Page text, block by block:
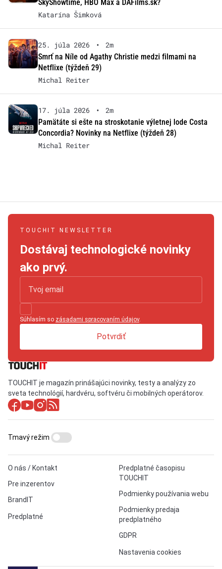
SkyShowtime, HBO Max a DAFilms.sk?
Katarína Šimková
25. júla 2026 •
2m
Smrť na Níle od Agathy Christie medzi filmami na
Netflixe (týždeň 29)
Michal Reiter
17. júla 2026 •
2m
Pamätáte si ešte na stroskotanie výletnej lode Costa
Concordia? Novinky na Netflixe (týždeň 28)
Michal Reiter
TOUCHIT NEWSLETTER
Dostávaj technologické novinky
ako prvý.
Súhlasím so zásadami spracovaním údajov.
Potvrdiť
TOUCHIT je magazín prinášajúci novinky, testy a analýzy zo
sveta technológií, hardvéru, softvéru či mobilných operátorov.
O nás / Kontakt
Pre inzerentov
BrandIT
Predplatné
Predplatné časopisu
TOUCHIT
Podmienky používania webu
Podmienky predaja
predplatného
GDPR
Nastavenia cookies
Tmavý režim